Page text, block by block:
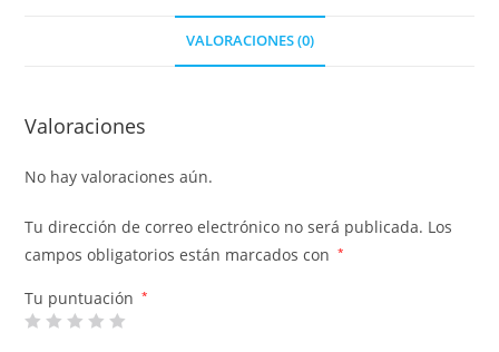
VALORACIONES (0)
Valoraciones
No hay valoraciones aún.
Tu dirección de correo electrónico no será publicada. Los
campos obligatorios están marcados con
*
Tu puntuación *